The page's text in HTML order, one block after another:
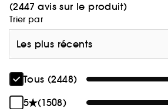
(2447 avis sur le produit)
Trier par
Les plus récents
Tous (2448)
5
(1508)